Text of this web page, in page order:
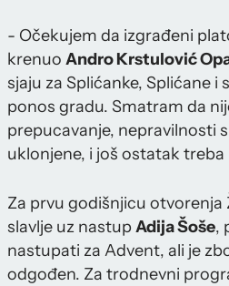
- Očekujem da izgrađeni
krenuo Andro Krstulović
sjaju za Splićanke, Splićane i
ponos gradu. Smatram da
prepucavanje, nepravilnosti
uklonjene, i još ostatak
Za prvu godišnjicu otvorenja
slavlje uz nastupAdija Šoše,
nastupati za Advent, ali je
odgođen. Za trodnevni